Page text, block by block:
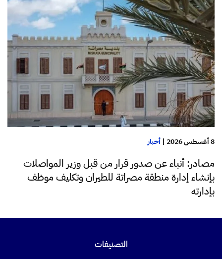
8 أغسطس 2026 | أخبار
مصادر: أنباء عن صدور قرار من قبل وزير المواصلات
بإنشاء إدارة منطقة مصراتة للطيران وتكليف موظف
بإدارته
التصنيفات